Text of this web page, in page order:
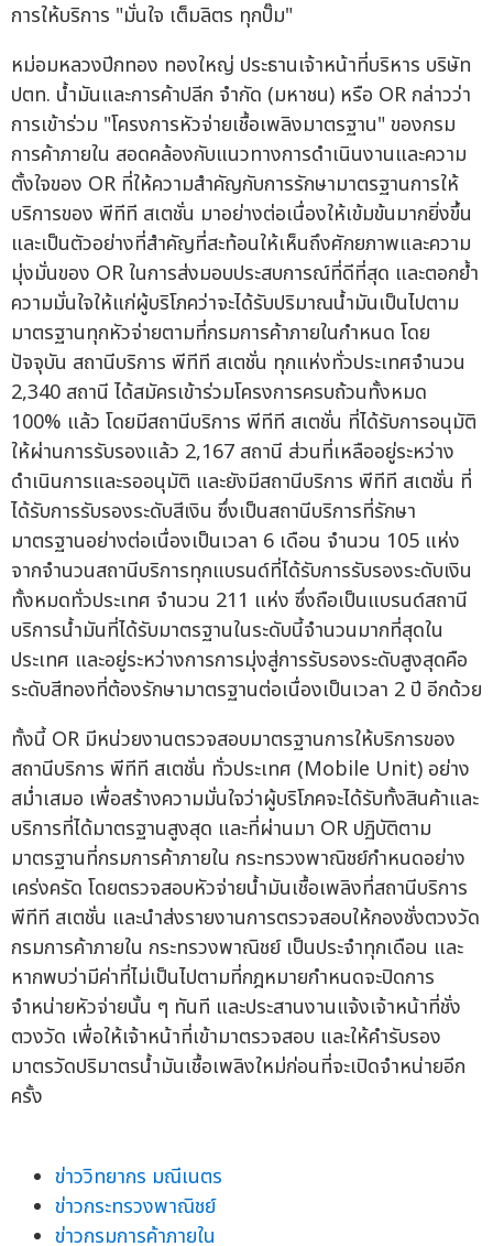
หม่อมหลวงปีกทอง ทองใหญ่ ประธานเจ้าหน้าที่บริหาร บริษัท
ปตท. น้ำมันและการค้าปลีก จำกัด (มหาชน) หรือ OR กล่าวว่า
การเข้าร่วม "โครงการหัวจ่ายเชื้อเพลิงมาตรฐาน" ของกรม
การค้าภายใน สอดคล้องกับแนวทางการดำเนินงานและความ
ตั้งใจของ OR ที่ให้ความสำคัญกับการรักษามาตรฐานการให้
บริการของ พีทีที สเตชั่น มาอย่างต่อเนื่องให้เข้มข้นมากยิ่งขึ้น
และเป็นตัวอย่างที่สำคัญที่สะท้อนให้เห็นถึงศักยภาพและความ
มุ่งมั่นของ OR ในการส่งมอบประสบการณ์ที่ดีที่สุด และตอกย้ำ
ความมั่นใจให้แก่ผู้บริโภคว่าจะได้รับปริมาณน้ำมันเป็นไปตาม
มาตรฐานทุกหัวจ่ายตามที่กรมการค้าภายในกำหนด โดย
ปัจจุบัน สถานีบริการ พีทีที สเตชั่น ทุกแห่งทั่วประเทศจำนวน
2,340 สถานี ได้สมัครเข้าร่วมโครงการครบถ้วนทั้งหมด
100% แล้ว โดยมีสถานีบริการ พีทีที สเตชั่น ที่ได้รับการอนุมัติ
ให้ผ่านการรับรองแล้ว 2,167 สถานี ส่วนที่เหลืออยู่ระหว่าง
ดำเนินการและรออนุมัติ และยังมีสถานีบริการ พีทีที สเตชั่น ที่
ได้รับการรับรองระดับสีเงิน ซึ่งเป็นสถานีบริการที่รักษา
มาตรฐานอย่างต่อเนื่องเป็นเวลา 6 เดือน จำนวน 105 แห่ง
จากจำนวนสถานีบริการทุกแบรนด์ที่ได้รับการรับรองระดับเงิน
ทั้งหมดทั่วประเทศ จำนวน 211 แห่ง ซึ่งถือเป็นแบรนด์สถานี
บริการน้ำมันที่ได้รับมาตรฐานในระดับนี้จำนวนมากที่สุดใน
ประเทศ และอยู่ระหว่างการการมุ่งสู่การรับรองระดับสูงสุดคือ
ระดับสีทองที่ต้องรักษามาตรฐานต่อเนื่องเป็นเวลา 2 ปี อีกด้วย
ทั้งนี้ OR มีหน่วยงานตรวจสอบมาตรฐานการให้บริการของ
สถานีบริการ พีทีที สเตชั่น ทั่วประเทศ (Mobile Unit) อย่าง
สม่ำเสมอ เพื่อสร้างความมั่นใจว่าผู้บริโภคจะได้รับทั้งสินค้าและ
บริการที่ได้มาตรฐานสูงสุด และที่ผ่านมา OR ปฏิบัติตาม
มาตรฐานที่กรมการค้าภายใน กระทรวงพาณิชย์กำหนดอย่าง
เคร่งครัด โดยตรวจสอบหัวจ่ายน้ำมันเชื้อเพลิงที่สถานีบริการ
พีทีที สเตชั่น และนำส่งรายงานการตรวจสอบให้กองชั่งตวงวัด
กรมการค้าภายใน กระทรวงพาณิชย์ เป็นประจำทุกเดือน และ
หากพบว่ามีค่าที่ไม่เป็นไปตามที่กฎหมายกำหนดจะปิดการ
จำหน่ายหัวจ่ายนั้น ๆ ทันที และประสานงานแจ้งเจ้าหน้าที่ชั่ง
ตวงวัด เพื่อให้เจ้าหน้าที่เข้ามาตรวจสอบ และให้คำรับรอง
มาตรวัดปริมาตรน้ำมันเชื้อเพลิงใหม่ก่อนที่จะเปิดจำหน่ายอีก
ครั้ง
ข่าววิทยากร มณีเนตร
ข่าวกระทรวงพาณิชย์
ข่าวกรมการค้าภายใน